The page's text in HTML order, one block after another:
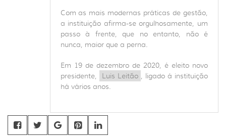
Com as mais modernas práticas de gestão,
a instituição afirma-se orgulhosamente, um
passo à frente, que no entanto, não é
nunca, maior que a perna.
Em 19 de dezembro de 2020, é eleito novo
presidente,
Luis Leitão , ligado á instituição
há vários anos.